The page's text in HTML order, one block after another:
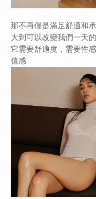
那不再僅是滿足舒適和
大到可以改變我們一天
它需要舒適度，需要性
值感